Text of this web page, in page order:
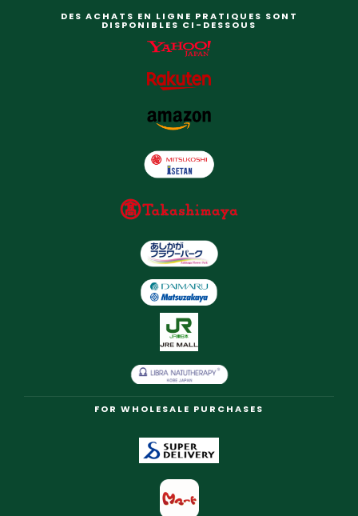
DES ACHATS EN LIGNE PRATIQUES SONT
DISPONIBLES CI-DESSOUS
FOR WHOLESALE PURCHASES